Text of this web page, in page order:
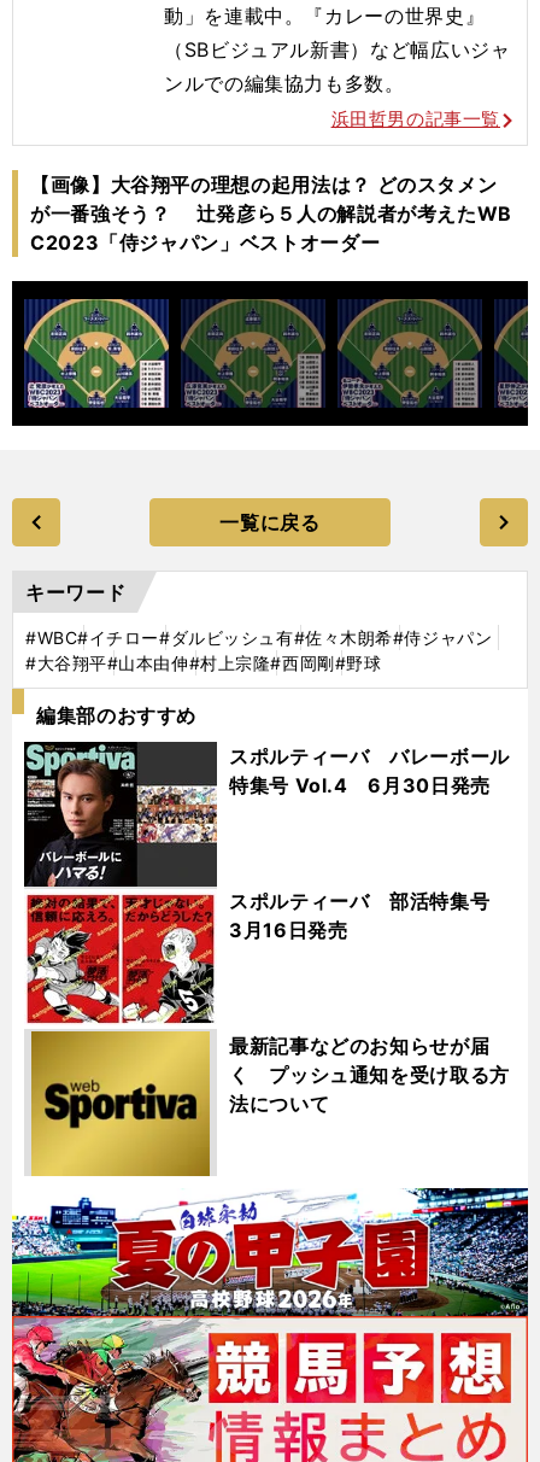
動」を連載中。『カレーの世界史』
（SBビジュアル新書）など幅広いジャ
ンルでの編集協力も多数。
浜田哲男の記事一覧
【画像】大谷翔平の理想の起用法は？ どのスタメン
が一番強そう？ 辻発彦ら５人の解説者が考えたWB
C2023「侍ジャパン」ベストオーダー
一覧に戻る
キーワード
#WBC#イチロー#ダルビッシュ有#佐々木朗希#侍ジャパン
#大谷翔平#山本由伸#村上宗隆#西岡剛#野球
編集部のおすすめ
スポルティーバ バレーボール
特集号 Vol.4 6月30日発売
スポルティーバ 部活特集号
3月16日発売
最新記事などのお知らせが届
く プッシュ通知を受け取る方
法について